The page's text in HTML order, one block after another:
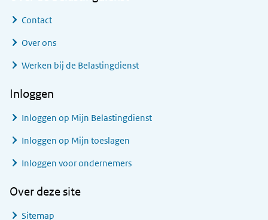
Contact
Over ons
Werken bij de Belastingdienst
Inloggen
Inloggen op Mijn Belastingdienst
Inloggen op Mijn toeslagen
Inloggen voor ondernemers
Over deze site
Sitemap